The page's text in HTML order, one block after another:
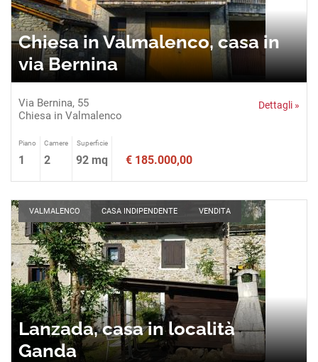
Chiesa in Valmalenco, casa in
via Bernina
Via Bernina, 55
Chiesa in Valmalenco
Dettagli »
Piano
1
Camere
2
Superficie
92 mq € 185.000,00
VALMALENCO CASA INDIPENDENTE VENDITA
Lanzada, casa in località
Ganda